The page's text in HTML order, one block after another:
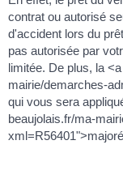
contrat ou autorisé
d'accident lors du
pas autorisée par
limitée. De plus, la
mairie/demarches-
qui vous sera
beaujolais.fr/ma-